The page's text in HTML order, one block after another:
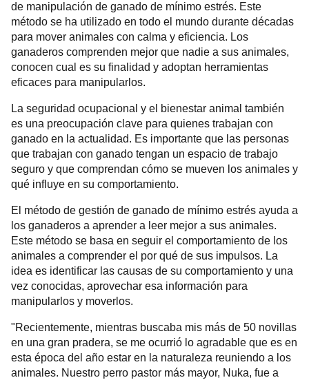
de manipulación de ganado de mínimo estrés. Este
método se ha utilizado en todo el mundo durante décadas
para mover animales con calma y eficiencia. Los
ganaderos comprenden mejor que nadie a sus animales,
conocen cual es su finalidad y adoptan herramientas
eficaces para manipularlos.
La seguridad ocupacional y el bienestar animal también
es una preocupación clave para quienes trabajan con
ganado en la actualidad. Es importante que las personas
que trabajan con ganado tengan un espacio de trabajo
seguro y que comprendan cómo se mueven los animales y
qué influye en su comportamiento.
El método de gestión de ganado de mínimo estrés ayuda a
los ganaderos a aprender a leer mejor a sus animales.
Este método se basa en seguir el comportamiento de los
animales a comprender el por qué de sus impulsos. La
idea es identificar las causas de su comportamiento y una
vez conocidas, aprovechar esa información para
manipularlos y moverlos.
"Recientemente, mientras buscaba mis más de 50 novillas
en una gran pradera, se me ocurrió lo agradable que es en
esta época del año estar en la naturaleza reuniendo a los
animales. Nuestro perro pastor más mayor, Nuka, fue a